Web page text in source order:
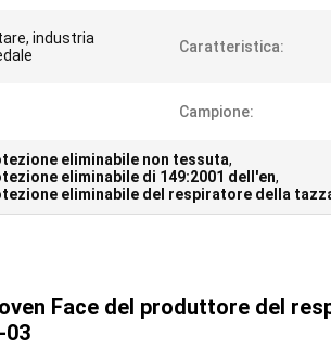
industria
Caratteristica:
Campione:
eliminabile non tessuta,
eliminabile di 149:2001 dell'en,
eliminabile del respiratore della
Face del produttore del
03